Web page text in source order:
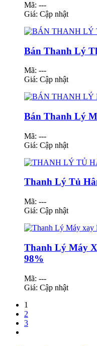
Mã: ---
Giá: Cập nhật
Bán Thanh Lý
Mã: ---
Giá: Cập nhật
Bán Thanh Lý
Mã: ---
Giá: Cập nhật
Thanh Lý Tủ
Mã: ---
Giá: Cập nhật
Thanh Lý Máy
98%
Mã: ---
Giá: Cập nhật
1
2
3